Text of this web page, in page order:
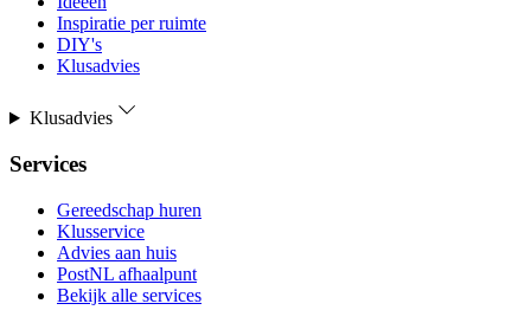
Inspiratie per ruimte
DIY's
Klusadvies
Klusadvies
Services
Gereedschap huren
Klusservice
Advies aan huis
PostNL afhaalpunt
Bekijk alle services